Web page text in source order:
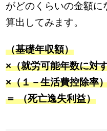
がどのくらいの金額に
算出してみます。
（基礎年収額）
×（就労可能年数に対
×（１－生活費控除率
＝ （死亡逸失利益）